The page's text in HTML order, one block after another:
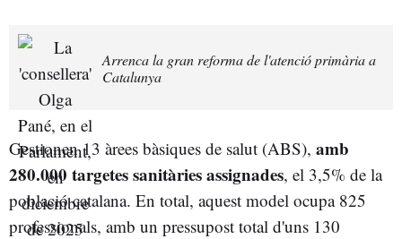
Arrenca la gran reforma de l'atenció primària a
Catalunya
Gestionen 13 àrees bàsiques de salut (ABS), amb
280.000 targetes sanitàries assignades, el 3,5% de la
població catalana. En total, aquest model ocupa 825
professionals, amb un pressupost total d'uns 130